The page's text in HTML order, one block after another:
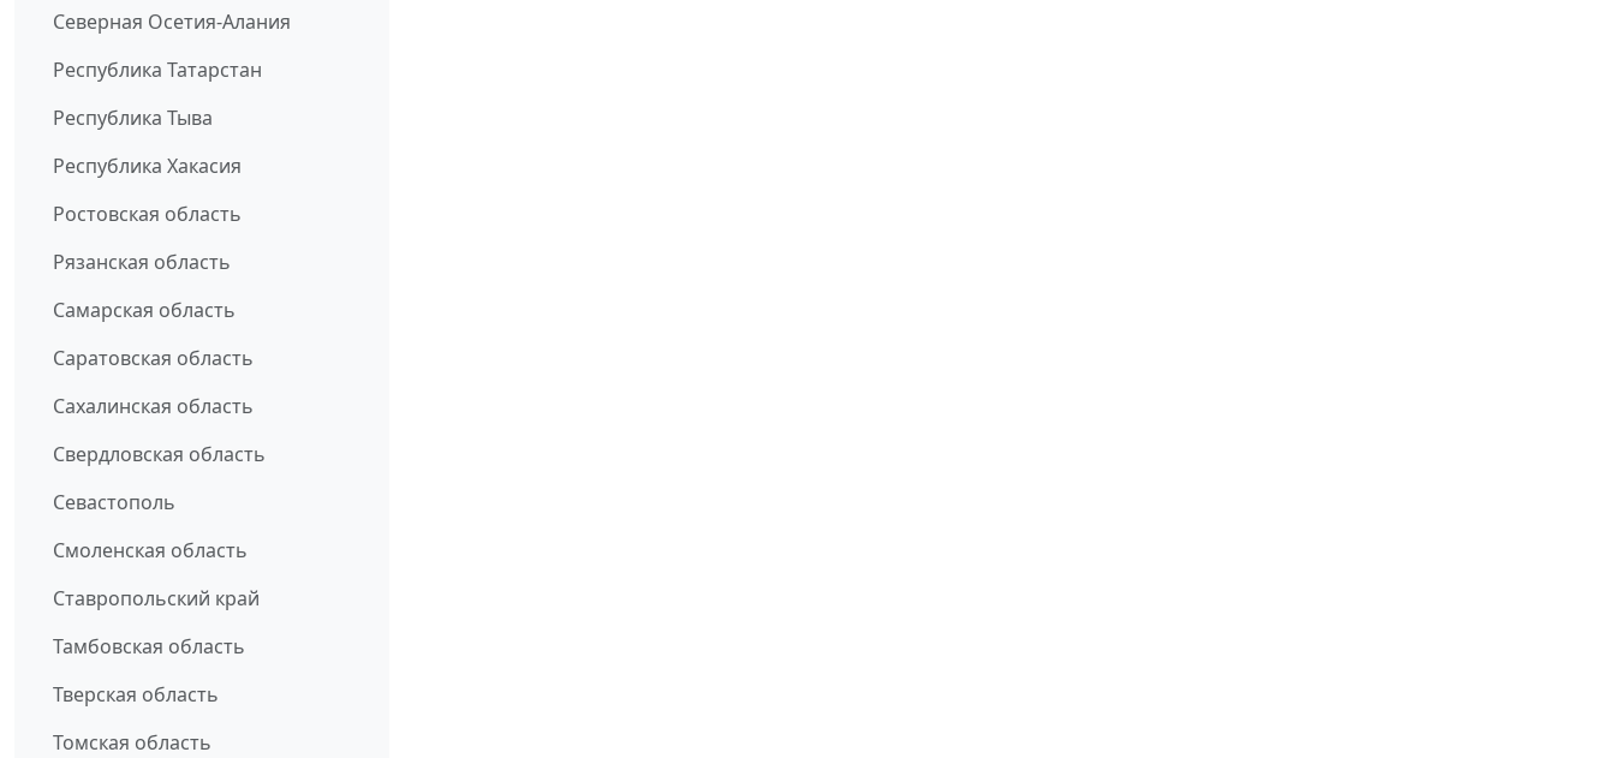
Северная Осетия-Алания
Республика Татарстан
Республика Тыва
Республика Хакасия
Ростовская область
Рязанская область
Самарская область
Саратовская область
Сахалинская область
Свердловская область
Севастополь
Смоленская область
Ставропольский край
Тамбовская область
Тверская область
Томская область